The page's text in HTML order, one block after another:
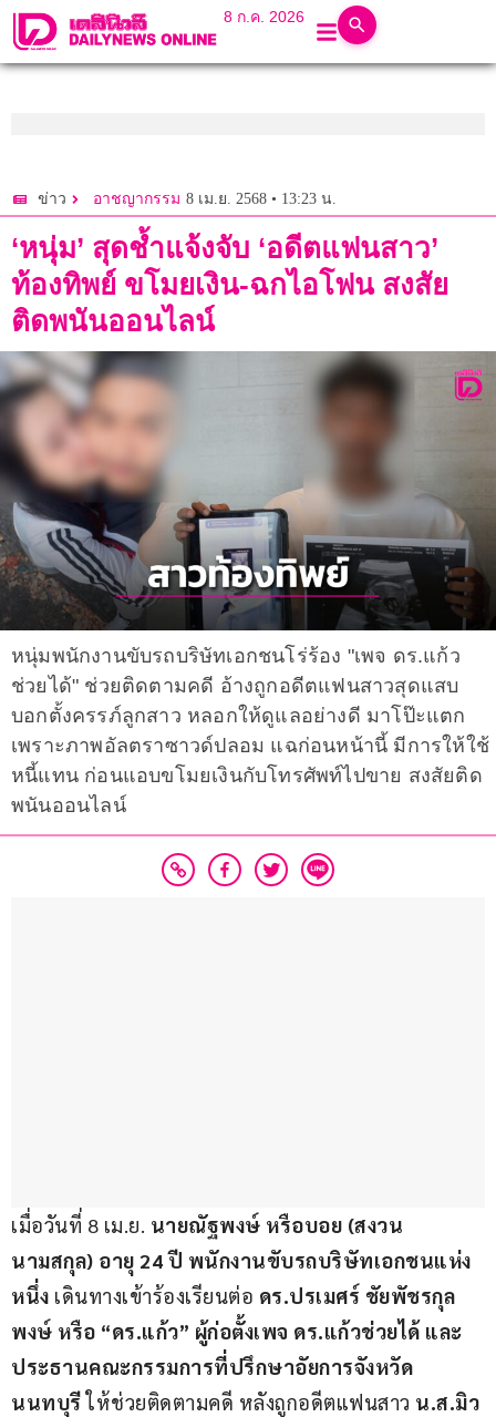
8 ก.ค. 2026
ข่าว อาชญากรรม 8 เม.ย. 2568 • 13:23 น.
‘หนุ่ม’ สุดช้ำแจ้งจับ ‘อดีตแฟนสาว’
ท้องทิพย์ ขโมยเงิน-ฉกไอโฟน สงสัย
ติดพนันออนไลน์
หนุ่มพนักงานขับรถบริษัทเอกชนโร่ร้อง "เพจ ดร.แก้ว
ช่วยได้" ช่วยติดตามคดี อ้างถูกอดีตแฟนสาวสุดแสบ
บอกตั้งครรภ์ลูกสาว หลอกให้ดูแลอย่างดี มาโป๊ะแตก
เพราะภาพอัลตราซาวด์ปลอม แฉก่อนหน้านี้ มีการให้ใช้
หนี้แทน ก่อนแอบขโมยเงินกับโทรศัพท์ไปขาย สงสัยติด
พนันออนไลน์
เมื่อวันที่ 8 เม.ย. นายณัฐพงษ์ หรือบอย (สงวน
นามสกุล) อายุ 24 ปี พนักงานขับรถบริษัทเอกชนแห่ง
หนึ่ง เดินทางเข้าร้องเรียนต่อ ดร.ปรเมศร์ ชัยพัชรกุล
พงษ์ หรือ “ดร.แก้ว” ผู้ก่อตั้งเพจ ดร.แก้วช่วยได้ และ
ประธานคณะกรรมการที่ปรึกษาอัยการจังหวัด
นนทบุรี ให้ช่วยติดตามคดี หลังถูกอดีตแฟนสาว น.ส.มิว